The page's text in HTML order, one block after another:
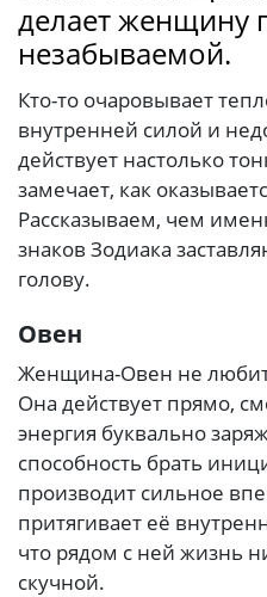
делает женщину
незабываемой.
Кто-то очаровывает
внутренней силой и
действует настолько
замечает, как
Рассказываем, чем
знаков Зодиака
голову.
Овен
Женщина-Овен не
Она действует прямо,
энергия буквально
способность брать
производит сильное
притягивает её
что рядом с ней жизнь
скучной.